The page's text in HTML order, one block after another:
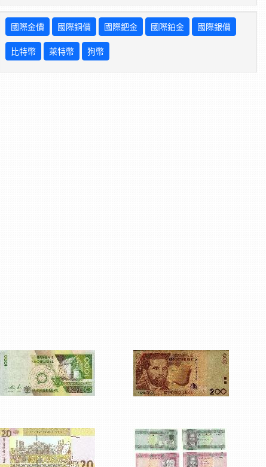
國際金價 國際銅價 國際鈀金 國際鉑金 國際銀價
比特幣 萊特幣 狗幣